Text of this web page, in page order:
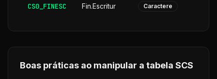
CS0_FINESC Fin.Escritur Caractere
Boas práticas ao manipular a tabela SCS